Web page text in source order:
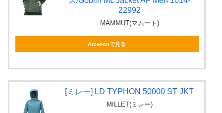
22992
MAMMUT(マムート)
Amazonで見る
[ミレー] LD TYPHON 50000 ST JKT
MILLET(ミレー)